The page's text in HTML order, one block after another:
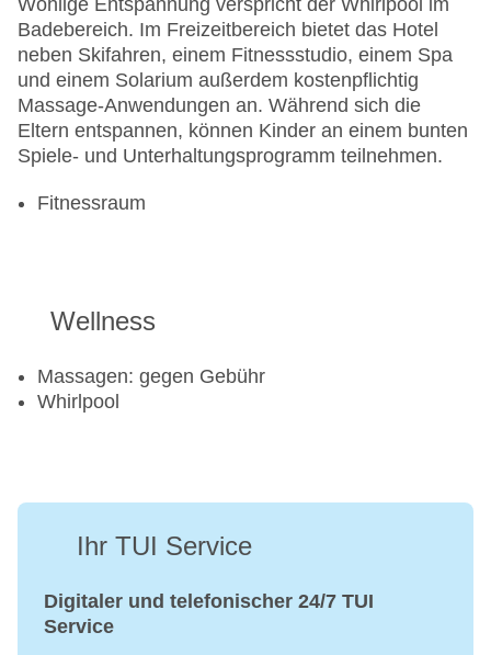
Wohlige Entspannung verspricht der Whirlpool im
Badebereich. Im Freizeitbereich bietet das Hotel
neben Skifahren, einem Fitnessstudio, einem Spa
und einem Solarium außerdem kostenpflichtig
Massage-Anwendungen an. Während sich die
Eltern entspannen, können Kinder an einem bunten
Spiele- und Unterhaltungsprogramm teilnehmen.
Fitnessraum
Wellness
Massagen: gegen Gebühr
Whirlpool
Ihr TUI Service
Digitaler und telefonischer 24/7 TUI
Service